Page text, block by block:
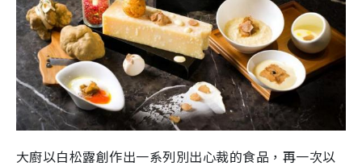
大廚以白松露創作出一系列別出心裁的食品，再一次以